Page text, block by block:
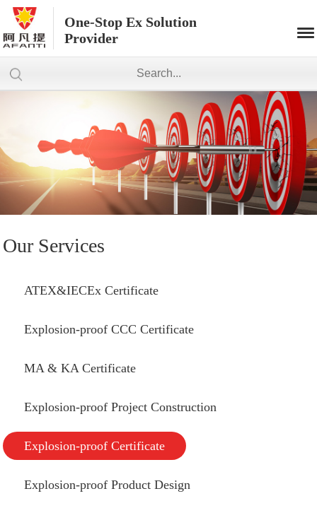
One-Stop Ex Solution
Provider
Our Services
ATEX&IECEx Certificate
Explosion-proof CCC Certificate
MA & KA Certificate
Explosion-proof Project Construction
Explosion-proof Certificate
Explosion-proof Product Design